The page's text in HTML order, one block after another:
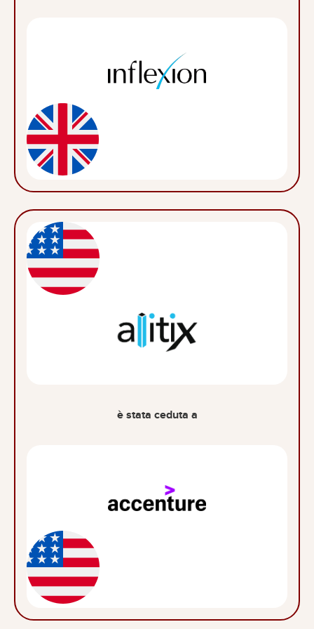
è stata ceduta a